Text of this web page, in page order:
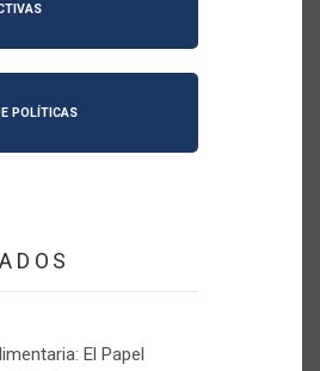
POLÍTICAS
El Papel